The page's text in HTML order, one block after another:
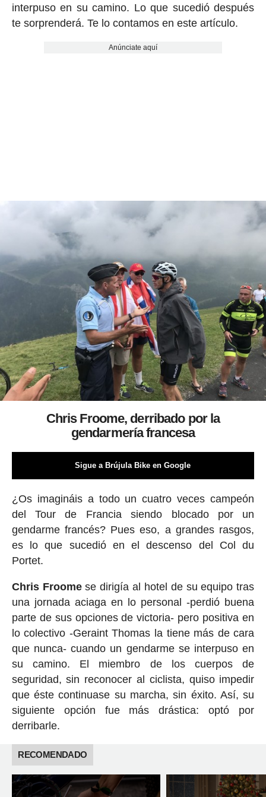
interpuso en su camino. Lo que sucedió después
te sorprenderá. Te lo contamos en este artículo.
Anúnciate aquí
Chris Froome, derribado por la
gendarmería francesa
Sigue a Brújula Bike en Google
¿Os imagináis a todo un cuatro veces campeón
del Tour de Francia siendo blocado por un
gendarme francés? Pues eso, a grandes rasgos,
es lo que sucedió en el descenso del Col du
Portet.
Chris Froomese dirigía al hotel de su equipo tras
una jornada aciaga en lo personal -perdió buena
parte de sus opciones de victoria- pero positiva en
lo colectivo -Geraint Thomas la tiene más de cara
que nunca- cuando un gendarme se interpuso en
su camino. El miembro de los cuerpos de
seguridad, sin reconocer al ciclista, quiso impedir
que éste continuase su marcha, sin éxito. Así, su
siguiente opción fue más drástica: optó por
derribarle.
RECOMENDADO